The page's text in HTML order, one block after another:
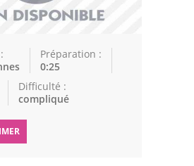
cuisine
Préparation :
0:25
Difficulté :
compliqué